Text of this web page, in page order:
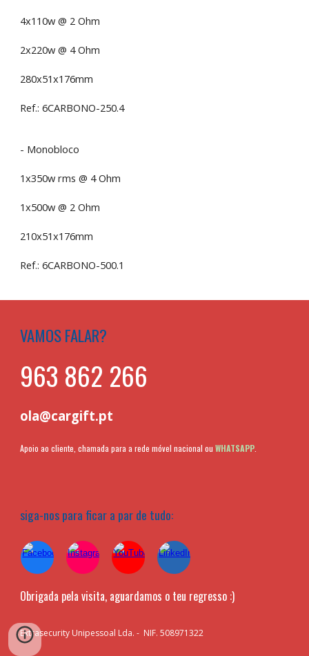
4x110w @ 2 Ohm
2x220w @ 4 Ohm
280x51x176mm
Ref.: 6CARBONO-250.4
- Monobloco
1x350w rms @ 4 Ohm
1x500w @ 2 Ohm
210x51x176mm
Ref.: 6CARBONO-500.1
VAMOS FALAR?
963 862 266
ola@cargift.pt
Apoio ao cliente, chamada para a rede móvel nacional ouWHATSAPP
siga-nos para ficar a par de tudo:
Obrigada pela visita, aguardamos o teu regresso :)
Extrasecurity Unipessoal Lda. - NIF. 508971322